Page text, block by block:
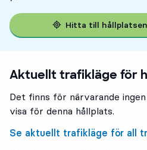
Hitta till
Aktuellt trafikläge för
Det finns för närvarande
visa för denna hållplats.
Se aktuellt trafikläge för all